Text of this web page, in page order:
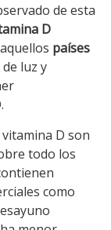
de esta
D
países
luz y
D son
todo los
como